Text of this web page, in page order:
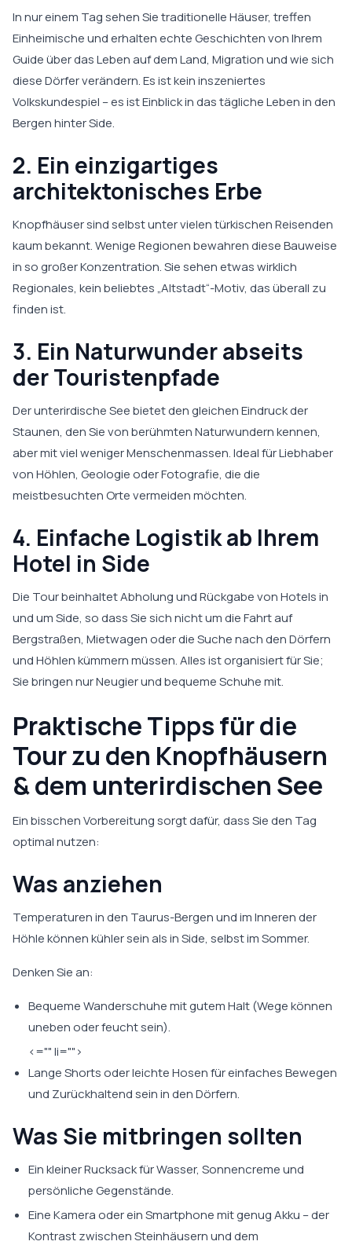
In nur einem Tag sehen Sie traditionelle Häuser, treffen
Einheimische und erhalten echte Geschichten von Ihrem
Guide über das Leben auf dem Land, Migration und wie sich
diese Dörfer verändern. Es ist kein inszeniertes
Volkskundespiel – es ist Einblick in das tägliche Leben in den
Bergen hinter Side.
2. Ein einzigartiges
architektonisches Erbe
Knopfhäuser sind selbst unter vielen türkischen Reisenden
kaum bekannt. Wenige Regionen bewahren diese Bauweise
in so großer Konzentration. Sie sehen etwas wirklich
Regionales, kein beliebtes „Altstadt“-Motiv, das überall zu
finden ist.
3. Ein Naturwunder abseits
der Touristenpfade
Der unterirdische See bietet den gleichen Eindruck der
Staunen, den Sie von berühmten Naturwundern kennen,
aber mit viel weniger Menschenmassen. Ideal für Liebhaber
von Höhlen, Geologie oder Fotografie, die die
meistbesuchten Orte vermeiden möchten.
4. Einfache Logistik ab Ihrem
Hotel in Side
Die Tour beinhaltet Abholung und Rückgabe von Hotels in
und um Side, so dass Sie sich nicht um die Fahrt auf
Bergstraßen, Mietwagen oder die Suche nach den Dörfern
und Höhlen kümmern müssen. Alles ist organisiert für Sie;
Sie bringen nur Neugier und bequeme Schuhe mit.
Praktische Tipps für die
Tour zu den Knopfhäusern
& dem unterirdischen See
Ein bisschen Vorbereitung sorgt dafür, dass Sie den Tag
optimal nutzen:
Was anziehen
Temperaturen in den Taurus-Bergen und im Inneren der
Höhle können kühler sein als in Side, selbst im Sommer.
Denken Sie an:
Bequeme Wanderschuhe mit gutem Halt (Wege können
uneben oder feucht sein).
<="" li="">
Lange Shorts oder leichte Hosen für einfaches Bewegen
und Zurückhaltend sein in den Dörfern.
Was Sie mitbringen sollten
Ein kleiner Rucksack für Wasser, Sonnencreme und
persönliche Gegenstände.
Eine Kamera oder ein Smartphone mit genug Akku – der
Kontrast zwischen Steinhäusern und dem